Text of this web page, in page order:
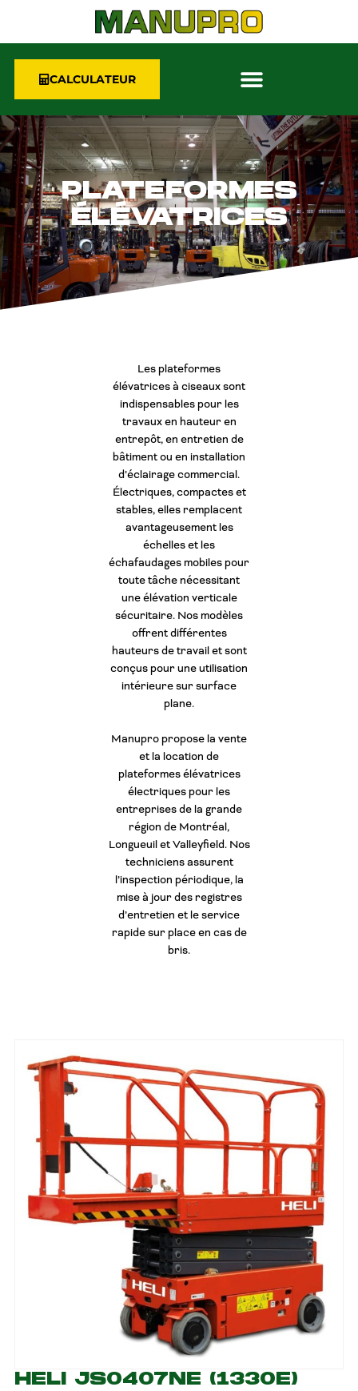
CALCULATEUR
PLATEFORMES
ÉLÉVATRICES
Les plateformes
élévatrices à ciseaux sont
indispensables pour les
travaux en hauteur en
entrepôt, en entretien de
bâtiment ou en installation
d’éclairage commercial.
Électriques, compactes et
stables, elles remplacent
avantageusement les
échelles et les
échafaudages mobiles pour
toute tâche nécessitant
une élévation verticale
sécuritaire. Nos modèles
offrent différentes
hauteurs de travail et sont
conçus pour une utilisation
intérieure sur surface
plane.
Manupro propose la vente
et la location de
plateformes élévatrices
électriques pour les
entreprises de la grande
région de Montréal,
Longueuil et Valleyfield. Nos
techniciens assurent
l’inspection périodique, la
mise à jour des registres
d’entretien et le service
rapide sur place en cas de
bris.
HELI JS0407NE (1330E)